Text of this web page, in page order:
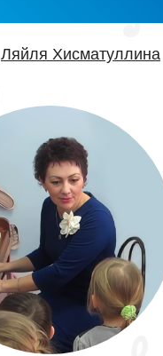
Ляйля Хисматуллина